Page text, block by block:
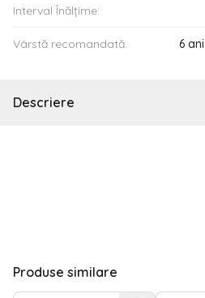
Interval Înălțime:
Vârstă recomandată: 6
Descriere
Produse similare